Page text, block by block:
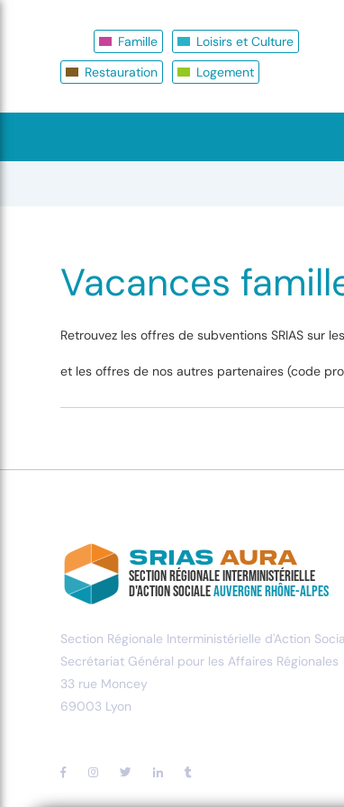
Famille
Loisirs et Culture
Restauration
Logement
Vacances
Retrouvez les offres de subventions SRIAS sur
et les offres de nos autres partenaires (code
SRIAS AURA
Section Régionale Interministérielle
d'Action SocialeAuvergne Rhône-Alpes
Section Régionale Interministérielle d'Action
Secrétariat Général pour les Affaires Régionales
33 rue Moncey
69003 Lyon